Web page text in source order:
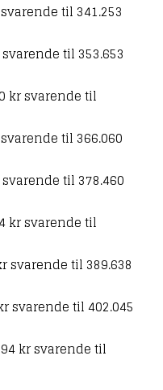
til 341.253
til 353.653
kr svarende til
til 366.060
til 378.460
kr svarende til
svarende til 389.638
svarende til 402.045
kr svarende til